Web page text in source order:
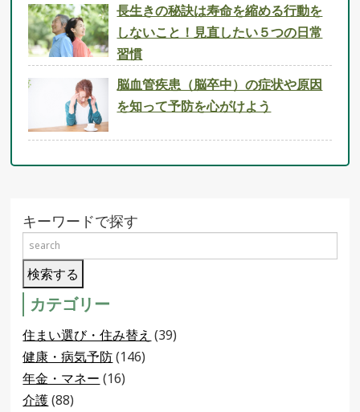
長生きの秘訣は寿命を縮める行動を
しないこと！見直したい５つの日常
習慣
脳血管疾患（脳卒中）の症状や原因
を知って予防を心がけよう
キーワードで探す
カテゴリー
住まい選び・住み替え (39)
健康・病気予防(146)
年金・マネー (16)
介護(88)